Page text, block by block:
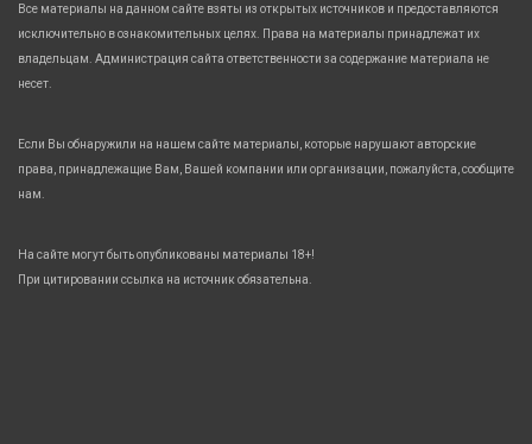
Все материалы на данном сайте взяты из открытых источников и предоставляются
исключительно в ознакомительных целях. Права на материалы принадлежат их
владельцам. Администрация сайта ответственности за содержание материала не
несет.
Если Вы обнаружили на нашем сайте материалы, которые нарушают авторские
права, принадлежащие Вам, Вашей компании или организации, пожалуйста, сообщите
нам.
На сайте могут быть опубликованы материалы 18+!
При цитировании ссылка на источник обязательна.